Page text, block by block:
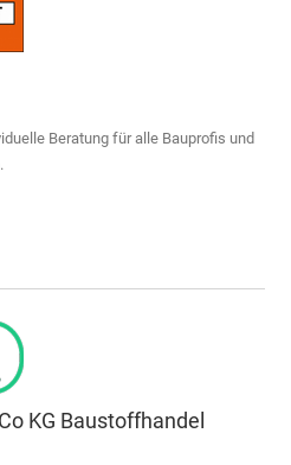
Beratung für alle Bauprofis und
KG Baustoffhandel